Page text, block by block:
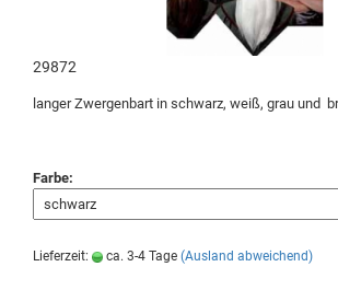
29872
langer Zwergenbart in schwarz, weiß, grau und
Farbe:
Lieferzeit: ca. 3-4 Tage (Ausland abweichend)